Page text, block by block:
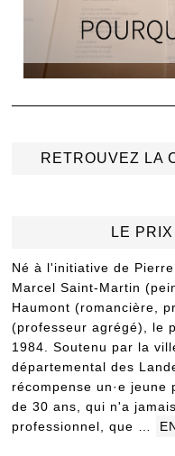
RETROUVEZ LA
LE
Né à l'initiative de
Marcel Saint-Martin
Haumont (romancière,
(professeur agrégé), le
1984. Soutenu par la
départemental des
récompense un·e jeune
de 30 ans, qui n'a
professionnel, que …